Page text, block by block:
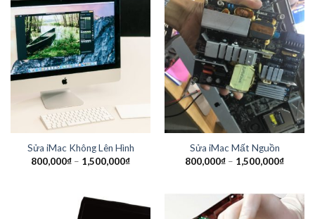
Sửa iMac Không Lên Hình
800,000₫ – 1,500,000₫
Sửa iMac Mất Nguồn
800,000₫ – 1,500,000₫